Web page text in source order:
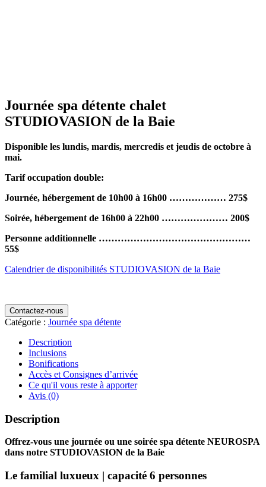
Journée spa détente chalet
STUDIOVASION de la Baie
Disponible les lundis, mardis, mercredis et jeudis de octobre à
mai.
Tarif occupation double:
Journée, hébergement de 10h00 à 16h00 ……………… 275$
Soirée, hébergement de 16h00 à 22h00 ………………… 200$
Personne additionnelle …………………………………………
55$
Calendrier de disponibilités STUDIOVASION de la Baie
Contactez-nous
Catégorie : Journée spa détente
Description
Inclusions
Bonifications
Accès et Consignes d’arrivée
Ce qu'il vous reste à apporter
Avis (0)
Description
Offrez-vous une journée ou une soirée spa détente NEUROSPA
dans notre STUDIOVASION de la Baie
Le familial luxueux | capacité 6 personnes